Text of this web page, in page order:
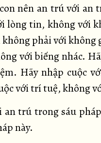
nên an trú với an
lòng tin, không với
không phải với
với biếng nhác.
Hãy nhập cuộc
với trí tuệ, không
an trú trong sáu
này.